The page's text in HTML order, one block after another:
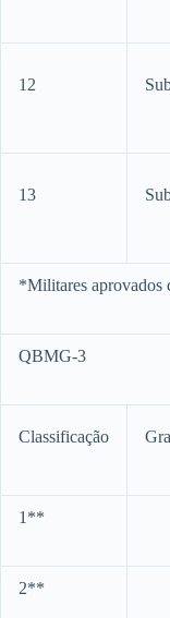
12
13
*Militares aprovados
QBMG-3
Classificação
1**
2**